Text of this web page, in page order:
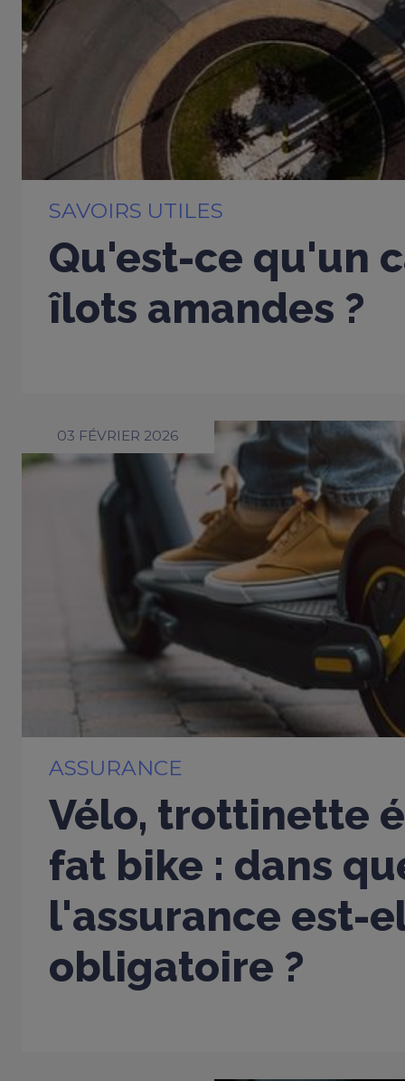
SAVOIRS UTILES
Qu'est-ce qu'un
îlots amandes ?
03 FÉVRIER 2026
ASSURANCE
Vélo, trottinette
fat bike : dans
l'assurance est-
obligatoire ?